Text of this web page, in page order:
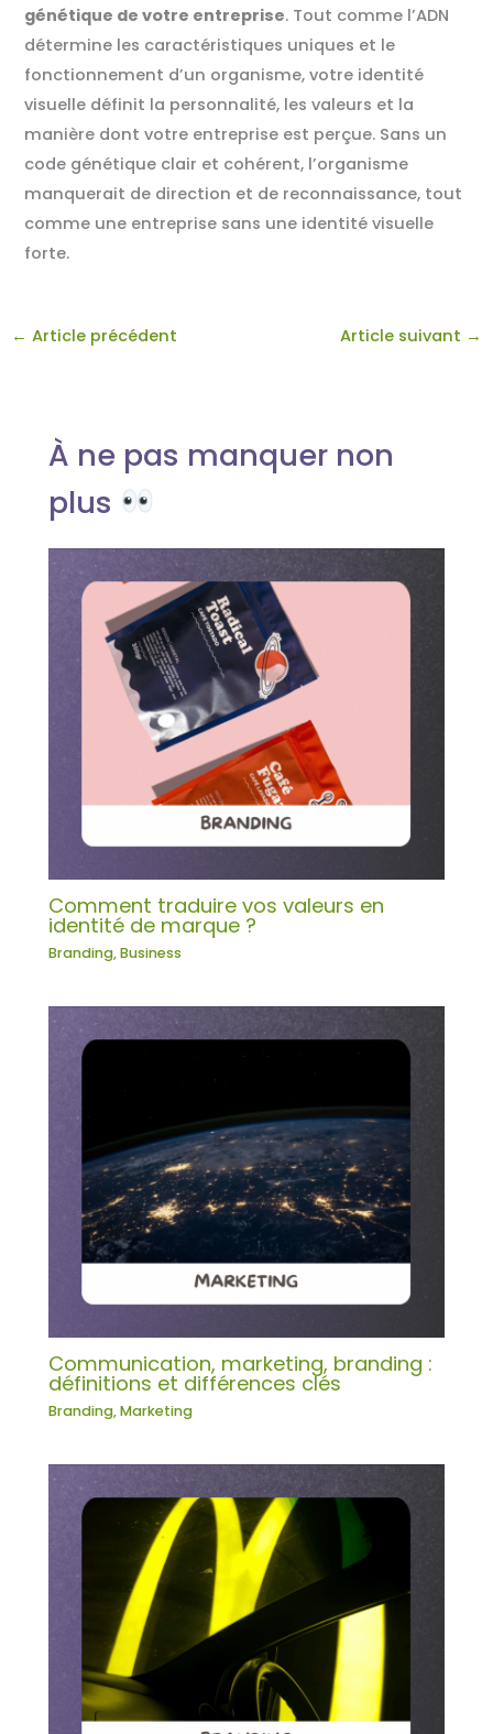
génétique de votre entreprise. Tout comme l’ADN
détermine les caractéristiques uniques et le
fonctionnement d’un organisme, votre identité
visuelle définit la personnalité, les valeurs et la
manière dont votre entreprise est perçue. Sans un
code génétique clair et cohérent, l’organisme
manquerait de direction et de reconnaissance, tout
comme une entreprise sans une identité visuelle
forte.
← Article précédent Article suivant →
À ne pas manquer non
plus
Comment traduire vos valeurs en
identité de marque ?
Branding,Business
Communication, marketing, branding :
définitions et différences clés
Branding,Marketing